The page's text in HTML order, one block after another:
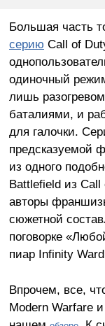
Большая часть
серию Call of
одиночный
лишь
баталиями, и
для галочки.
предсказуемой
из одного
Battlefield из
авторы
сюжетной
поговорке
пиар Infinity
Впрочем, все,
Modern Warfare